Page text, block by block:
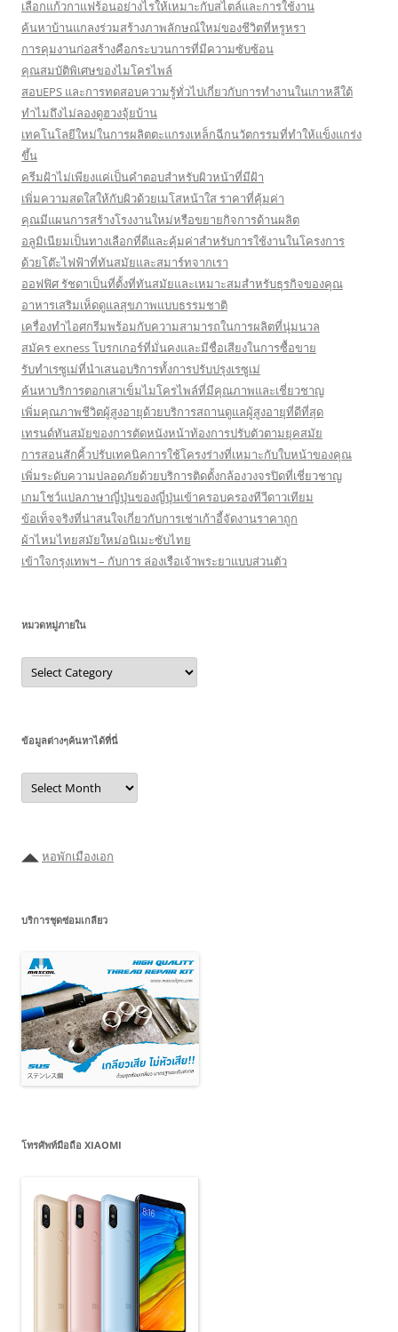
เลือกแก้วกาแฟร้อนอย่างไรให้เหมาะกับสไตล์และการใช้งาน
ค้นหาบ้านแกลงร่วมสร้างภาพลักษณ์ใหม่ของชีวิตที่หรูหรา
การคุมงานก่อสร้างคือกระบวนการที่มีความซับซ้อน
คุณสมบัติพิเศษของไมโครไพล์
สอบEPS และการทดสอบความรู้ทั่วไปเกี่ยวกับการทำงานในเกาหลีใต้
ทำไมถึงไม่ลองดูฮวงจุ้ยบ้าน
เทคโนโลยีใหม่ในการผลิตตะแกรงเหล็กฉีกนวัตกรรมที่ทำให้แข็งแกร่ง
ขึ้น
ครีมฝ้าไม่เพียงแค่เป็นคำตอบสำหรับผิวหน้าที่มีฝ้า
เพิ่มความสดใสให้กับผิวด้วยเมโสหน้าใส ราคาที่คุ้มค่า
คุณมีแผนการสร้างโรงงานใหม่หรือขยายกิจการด้านผลิต
อลูมิเนียมเป็นทางเลือกที่ดีและคุ้มค่าสำหรับการใช้งานในโครงการ
ด้วยโต๊ะไฟฟ้าที่ทันสมัยและสมาร์ทจากเรา
ออฟฟิศ รัชดาเป็นที่ตั้งที่ทันสมัยและเหมาะสมสำหรับธุรกิจของคุณ
อาหารเสริมเห็ดดูแลสุขภาพแบบธรรมชาติ
เครื่องทำไอศกรีมพร้อมกับความสามารถในการผลิตที่นุ่มนวล
สมัคร exness โบรกเกอร์ที่มั่นคงและมีชื่อเสียงในการซื้อขาย
รับทำเรซูเม่ที่นำเสนอบริการทั้งการปรับปรุงเรซูเม่
ค้นหาบริการตอกเสาเข็มไมโครไพล์ที่มีคุณภาพและเชี่ยวชาญ
เพิ่มคุณภาพชีวิตผู้สูงอายุด้วยบริการสถานดูแลผู้สูงอายุที่ดีที่สุด
เทรนด์ทันสมัยของการตัดหนังหน้าท้องการปรับตัวตามยุคสมัย
การสอนสักคิ้วปรับเทคนิคการใช้โครงร่างที่เหมาะกับใบหน้าของคุณ
เพิ่มระดับความปลอดภัยด้วยบริการติดตั้งกล้องวงจรปิดที่เชี่ยวชาญ
เกมโชว์แปลภาษาญี่ปุ่นของญี่ปุ่นเข้าครอบครองทีวีดาวเทียม
ข้อเท็จจริงที่น่าสนใจเกี่ยวกับการเช่าเก้าอี้จัดงานราคาถูก
ผ้าไหมไทยสมัยใหม่อนิเมะซับไทย
เข้าใจกรุงเทพฯ – กับการ ล่องเรือเจ้าพระยาแบบส่วนตัว
หมวดหมู่ภายใน
หมวด
หมู่
ภายใน
ข้อมูลต่างๆค้นหาได้ที่นี่
ข้อมูล
ต่างๆ
ค้นหา
◢◣ หอพักเมืองเอก
บริการชุดซ่อมเกลียว
โทรศัพท์มือถือ XIAOMI